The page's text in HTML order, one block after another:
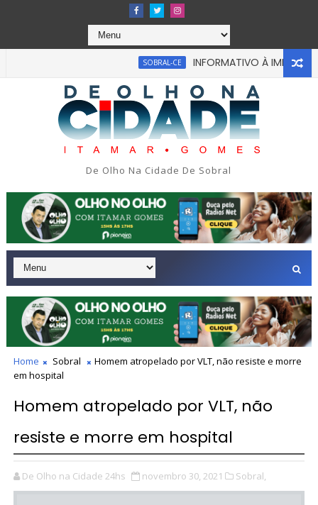
SOBRAL-CE INFORMATIVO À IMPRENSA
De Olho Na Cidade De Sobral
Home Sobral
Homem atropelado por VLT, não resiste e morre
em hospital
Homem atropelado por VLT, não
resiste e morre em hospital
De Olho na Cidade 24hs novembro 30, 2021 Sobral,